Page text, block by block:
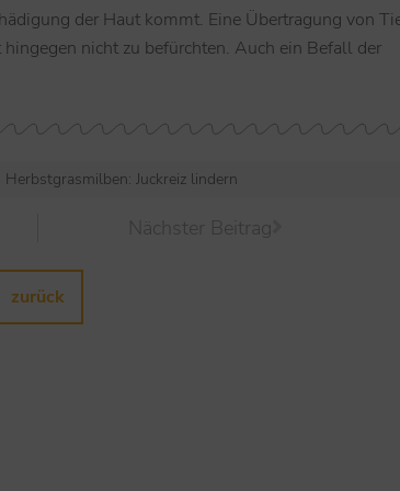
der Haut kommt. Eine Übertragung von
nicht zu befürchten. Auch ein Befall der
Herbstgrasmilben: Juckreiz lindern
Nächster Beitrag
zurück